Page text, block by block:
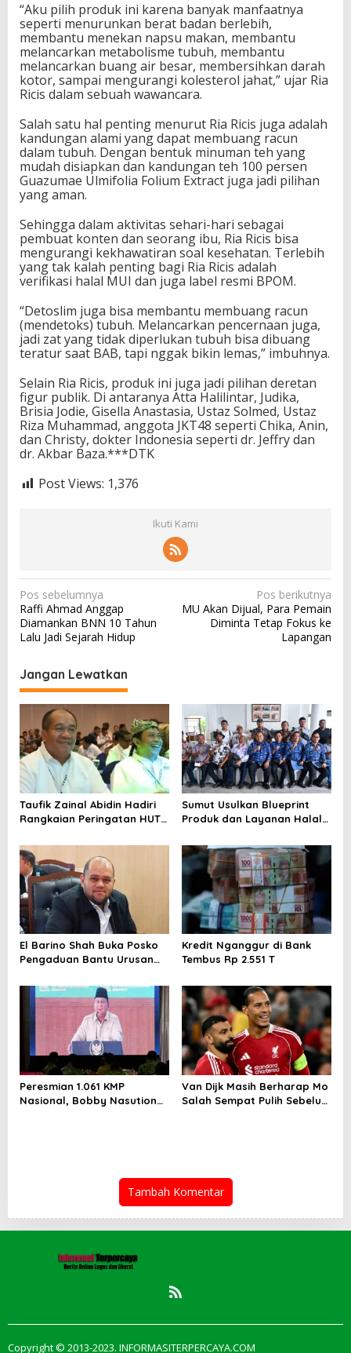
“Aku pilih produk ini karena banyak manfaatnya
seperti menurunkan berat badan berlebih,
membantu menekan napsu makan, membantu
melancarkan metabolisme tubuh, membantu
melancarkan buang air besar, membersihkan darah
kotor, sampai mengurangi kolesterol jahat,” ujar Ria
Ricis dalam sebuah wawancara.
Salah satu hal penting menurut Ria Ricis juga adalah
kandungan alami yang dapat membuang racun
dalam tubuh. Dengan bentuk minuman teh yang
mudah disiapkan dan kandungan teh 100 persen
Guazumae Ulmifolia Folium Extract juga jadi pilihan
yang aman.
Sehingga dalam aktivitas sehari-hari sebagai
pembuat konten dan seorang ibu, Ria Ricis bisa
mengurangi kekhawatiran soal kesehatan. Terlebih
yang tak kalah penting bagi Ria Ricis adalah
verifikasi halal MUI dan juga label resmi BPOM.
“Detoslim juga bisa membantu membuang racun
(mendetoks) tubuh. Melancarkan pencernaan juga,
jadi zat yang tidak diperlukan tubuh bisa dibuang
teratur saat BAB, tapi nggak bikin lemas,” imbuhnya.
Selain Ria Ricis, produk ini juga jadi pilihan deretan
figur publik. Di antaranya Atta Halilintar, Judika,
Brisia Jodie, Gisella Anastasia, Ustaz Solmed, Ustaz
Riza Muhammad, anggota JKT48 seperti Chika, Anin,
dan Christy, dokter Indonesia seperti dr. Jeffry dan
dr. Akbar Baza.***DTK
Post Views: 1,376
Ikuti Kami
N
a
v
g
a
s
i
p
o
s
Pos sebelumnya
Raffi Ahmad Anggap
Diamankan BNN 10 Tahun
Lalu Jadi Sejarah Hidup
Pos berikutnya
MU Akan Dijual, Para Pemain
Diminta Tetap Fokus ke
Lapangan
Jangan Lewatkan
Taufik Zainal Abidin Hadiri
Rangkaian Peringatan HUT
Sumut Usulkan Blueprint
Produk dan Layanan Halal
IMT GT 32
El Barino Shah Buka Posko
Pengaduan Bantu Urusan
Kredit Nganggur di Bank
Tembus Rp 2.551 T
Peresmian 1.061 KMP
Nasional, Bobby Nasution
Van Dijk Masih Berharap Mo
Salah Sempat Pulih Sebelum
Tambah Komentar
Copyright © 2013-2023. INFORMASITERPERCAYA.COM